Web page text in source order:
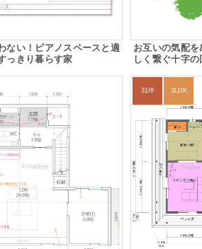
ない！ピアノスペースと適
っきり暮らす家
お互いの気配
しく繋ぐ十字
31坪 3LDK